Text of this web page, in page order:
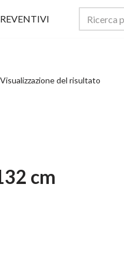
Visualizzazione del risultato
cm